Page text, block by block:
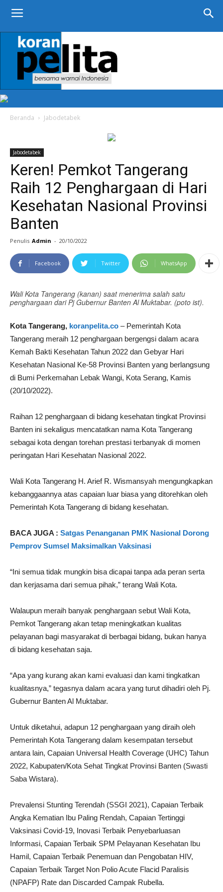
KORAN
PELITA
Beranda Jabodetabek
Jabodetabek
Keren! Pemkot Tangerang
Raih 12 Penghargaan di Hari
Kesehatan Nasional Provinsi
Banten
Penulis Admin - 20/10/2022
Facebook Twitter WhatsApp
Wali Kota Tangerang (kanan) saat menerima salah satu
penghargaan dari Pj Gubernur Banten Al Muktabar. (poto ist).
Kota Tangerang, koranpelita.co – Pemerintah Kota
Tangerang meraih 12 penghargaan bergengsi dalam acara
Kemah Bakti Kesehatan Tahun 2022 dan Gebyar Hari
Kesehatan Nasional Ke-58 Provinsi Banten yang berlangsung
di Bumi Perkemahan Lebak Wangi, Kota Serang, Kamis
(20/10/2022).
Raihan 12 penghargaan di bidang kesehatan tingkat Provinsi
Banten ini sekaligus mencatatkan nama Kota Tangerang
sebagai kota dengan torehan prestasi terbanyak di momen
peringatan Hari Kesehatan Nasional 2022.
Wali Kota Tangerang H. Arief R. Wismansyah mengungkapkan
kebanggaannya atas capaian luar biasa yang ditorehkan oleh
Pemerintah Kota Tangerang di bidang kesehatan.
BACA JUGA : Satgas Penanganan PMK Nasional Dorong
Pemprov Sumsel Maksimalkan Vaksinasi
“Ini semua tidak mungkin bisa dicapai tanpa ada peran serta
dan kerjasama dari semua pihak,” terang Wali Kota.
Walaupun meraih banyak penghargaan sebut Wali Kota,
Pemkot Tangerang akan tetap meningkatkan kualitas
pelayanan bagi masyarakat di berbagai bidang, bukan hanya
di bidang kesehatan saja.
“Apa yang kurang akan kami evaluasi dan kami tingkatkan
kualitasnya,” tegasnya dalam acara yang turut dihadiri oleh Pj.
Gubernur Banten Al Muktabar.
Untuk diketahui, adapun 12 penghargaan yang diraih oleh
Pemerintah Kota Tangerang dalam kesempatan tersebut
antara lain, Capaian Universal Health Coverage (UHC) Tahun
2022, Kabupaten/Kota Sehat Tingkat Provinsi Banten (Swasti
Saba Wistara).
Prevalensi Stunting Terendah (SSGI 2021), Capaian Terbaik
Angka Kematian Ibu Paling Rendah, Capaian Tertinggi
Vaksinasi Covid-19, Inovasi Terbaik Penyebarluasan
Informasi, Capaian Terbaik SPM Pelayanan Kesehatan Ibu
Hamil, Capaian Terbaik Penemuan dan Pengobatan HIV,
Capaian Terbaik Target Non Polio Acute Flacid Paralisis
(NPAFP) Rate dan Discarded Campak Rubella.